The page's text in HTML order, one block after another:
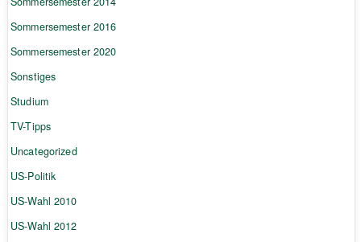
Sommersemester 2016
Sommersemester 2020
Sonstiges
Studium
TV-Tipps
Uncategorized
US-Politik
US-Wahl 2010
US-Wahl 2012